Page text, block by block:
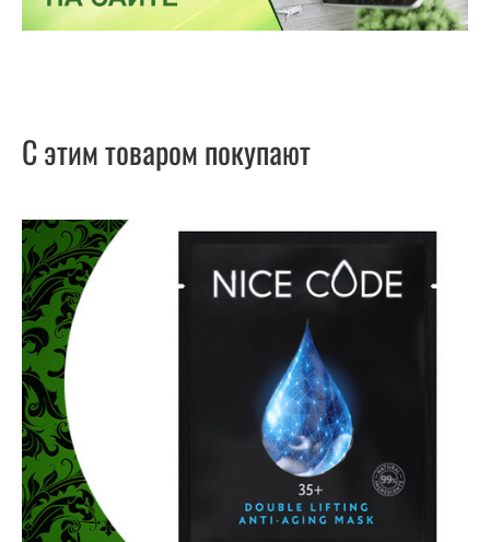
С этим товаром покупают